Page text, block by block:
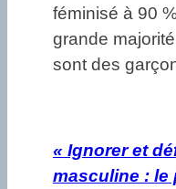
féminisé à 90
grande
sont des
« Ignorer et
masculine : le